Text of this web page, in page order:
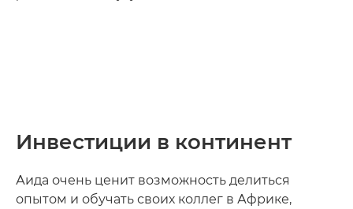
Инвестиции в континент
Аида очень ценит возможность делиться
опытом и обучать своих коллег в Африке,